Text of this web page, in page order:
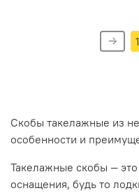
1
Скобы такелажные из
особенности и
Такелажные скобы — это
оснащения, будь то